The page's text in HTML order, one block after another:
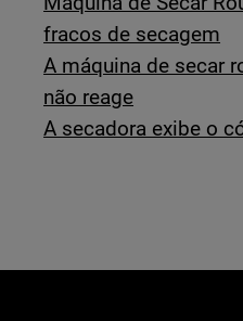
fracos de secagem
A máquina de secar
não reage
A secadora exibe o